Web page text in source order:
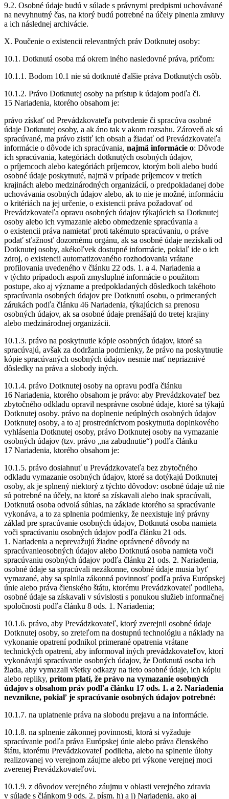
9.2. Osobné údaje budú v súlade s právnymi predpismi uchovávané
na nevyhnutný čas, na ktorý budú potrebné na účely plnenia zmluvy
a ich následnej archivácie.
X. Poučenie o existencii relevantných práv Dotknutej osoby:
10.1. Dotknutá osoba má okrem iného nasledovné práva, pričom:
10.1.1. Bodom 10.1 nie sú dotknuté ďalšie práva Dotknutých osôb.
10.1.2. Právo Dotknutej osoby na prístup k údajom podľa čl.
15 Nariadenia, ktorého obsahom je:
právo získať od Prevádzkovateľa potvrdenie či spracúva osobné
údaje Dotknutej osoby, a ak áno tak v akom rozsahu. Zároveň ak sú
spracúvané, ma právo zistiť ich obsah a žiadať od Prevádzkovateľa
informácie o dôvode ich spracúvania, najmä informácie o: Dôvode
ich spracúvania, kategóriách dotknutých osobných údajov,
o príjemcoch alebo kategóriách príjemcov, ktorým boli alebo budú
osobné údaje poskytnuté, najmä v prípade príjemcov v tretích
krajinách alebo medzinárodných organizácií, o predpokladanej dobe
uchovávania osobných údajov alebo, ak to nie je možné, informáciu
o kritériách na jej určenie, o existencii práva požadovať od
Prevádzkovateľa opravu osobných údajov týkajúcich sa Dotknutej
osoby alebo ich vymazanie alebo obmedzenie spracúvania a
o existencii práva namietať proti takémuto spracúvaniu, o práve
podať sťažnosť dozornému orgánu, ak sa osobné údaje nezískali od
Dotknutej osoby, akékoľvek dostupné informácie, pokiaľ ide o ich
zdroj, o existencii automatizovaného rozhodovania vrátane
profilovania uvedeného v článku 22 ods. 1. a 4. Nariadenia a
v týchto prípadoch aspoň zmysluplné informácie o použitom
postupe, ako aj význame a predpokladaných dôsledkoch takéhoto
spracúvania osobných údajov pre Dotknutú osobu, o primeraných
zárukách podľa článku 46 Nariadenia, týkajúcich sa prenosu
osobných údajov, ak sa osobné údaje prenášajú do tretej krajiny
alebo medzinárodnej organizácii.
10.1.3. právo na poskytnutie kópie osobných údajov, ktoré sa
spracúvajú, avšak za dodržania podmienky, že právo na poskytnutie
kópie spracúvaných osobných údajov nesmie mať nepriaznivé
dôsledky na práva a slobody iných.
10.1.4. právo Dotknutej osoby na opravu podľa článku
16 Nariadenia, ktorého obsahom je právo: aby Prevádzkovateľ bez
zbytočného odkladu opravil nesprávne osobné údaje, ktoré sa týkajú
Dotknutej osoby. právo na doplnenie neúplných osobných údajov
Dotknutej osoby, a to aj prostredníctvom poskytnutia doplnkového
vyhlásenia Dotknutej osoby, právo Dotknutej osoby na vymazanie
osobných údajov (tzv. právo „na zabudnutie“) podľa článku
17 Nariadenia, ktorého obsahom je:
10.1.5. právo dosiahnuť u Prevádzkovateľa bez zbytočného
odkladu vymazanie osobných údajov, ktoré sa dotýkajú Dotknutej
osoby, ak je splnený niektorý z týchto dôvodov: osobné údaje už nie
sú potrebné na účely, na ktoré sa získavali alebo inak spracúvali,
Dotknutá osoba odvolá súhlas, na základe ktorého sa spracúvanie
vykonáva, a to za splnenia podmienky, že neexistuje iný právny
základ pre spracúvanie osobných údajov, Dotknutá osoba namieta
voči spracúvaniu osobných údajov podľa článku 21 ods.
1. Nariadenia a neprevažujú žiadne oprávnené dôvody na
spracúvanieosobných údajov alebo Dotknutá osoba namieta voči
spracúvaniu osobných údajov podľa článku 21 ods. 2. Nariadenia,
osobné údaje sa spracúvali nezákonne, osobné údaje musia byť
vymazané, aby sa splnila zákonná povinnosť podľa práva Európskej
únie alebo práva členského štátu, ktorému Prevádzkovateľ podlieha,
osobné údaje sa získavali v súvislosti s ponukou služieb informačnej
spoločnosti podľa článku 8 ods. 1. Nariadenia;
10.1.6. právo, aby Prevádzkovateľ, ktorý zverejnil osobné údaje
Dotknutej osoby, so zreteľom na dostupnú technológiu a náklady na
vykonanie opatrení podnikol primerané opatrenia vrátane
technických opatrení, aby informoval iných prevádzkovateľov, ktorí
vykonávajú spracúvanie osobných údajov, že Dotknutá osoba ich
žiada, aby vymazali všetky odkazy na tieto osobné údaje, ich kópiu
alebo repliky, pritom platí, že právo na vymazanie osobných
údajov s obsahom práv podľa článku 17 ods. 1. a 2. Nariadenia
nevznikne, pokiaľ je spracúvanie osobných údajov potrebné:
10.1.7. na uplatnenie práva na slobodu prejavu a na informácie.
10.1.8. na splnenie zákonnej povinnosti, ktorá si vyžaduje
spracúvanie podľa práva Európskej únie alebo práva členského
štátu, ktorému Prevádzkovateľ podlieha, alebo na splnenie úlohy
realizovanej vo verejnom záujme alebo pri výkone verejnej moci
zverenej Prevádzkovateľovi.
10.1.9. z dôvodov verejného záujmu v oblasti verejného zdravia
v súlade s článkom 9 ods. 2. písm. h) a i) Nariadenia, ako aj